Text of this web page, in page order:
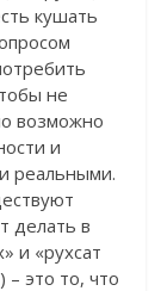
кушать
не
возможно
и
реальными.
делать в
и «рухсат
это то, что